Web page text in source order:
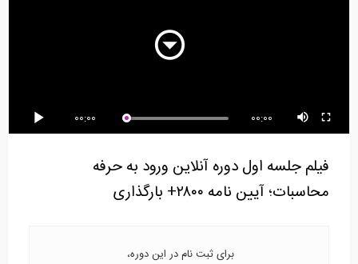
9:43
17:44
4:07
00:00 00:00
فیلم جلسه اول دوره آنلاین ورود به حرفه
محاسبات؛ آیین نامه ۲۸۰۰+ بارگذاری
برای ثبت نام در این دوره،